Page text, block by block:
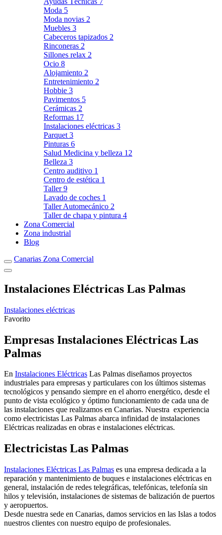
Moda 5
Moda novias 2
Muebles 3
Cabeceros tapizados 2
Rinconeras 2
Sillones relax 2
Ocio 8
Alojamiento 2
Entretenimiento 2
Hobbie 3
Pavimentos 5
Cerámicas 2
Reformas 17
Instalaciones eléctricas 3
Parquet 3
Pinturas 6
Salud Medicina y belleza 12
Belleza 3
Centro auditivo 1
Centro de estética 1
Taller9
Lavado de coches 1
Taller Automecánico 2
Taller de chapa y pintura 4
Zona Comercial
Zona industrial
Blog
Canarias Zona Comercial
Instalaciones Eléctricas Las Palmas
Instalaciones eléctricas
Favorito
Empresas Instalaciones Eléctricas Las
Palmas
En Instalaciones Eléctricas Las Palmas diseñamos proyectos
industriales para empresas y particulares con los últimos sistemas
tecnológicos y pensando siempre en el ahorro energético, desde el
punto de vista ecológico y óptimo funcionamiento de cada una de
las instalaciones que realizamos en Canarias. Nuestra experiencia
como electricistas Las Palmas abarca infinidad de instalaciones
Eléctricas realizadas en obras e instalaciones eléctricas.
Electricistas Las Palmas
Instalaciones Eléctricas Las Palmas es una empresa dedicada a la
reparación y mantenimiento de buques e instalaciones eléctricas en
general, instalación de redes telegráficas, telefónicas, telefonía sin
hilos y televisión, instalaciones de sistemas de balización de puertos
y aeropuertos.
Desde nuestra sede en Canarias, damos servicios en las Islas a todos
nuestros clientes con nuestro equipo de profesionales.